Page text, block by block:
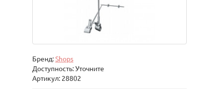
Бренд:Shops
Доступность: Уточните
Артикул: 28802